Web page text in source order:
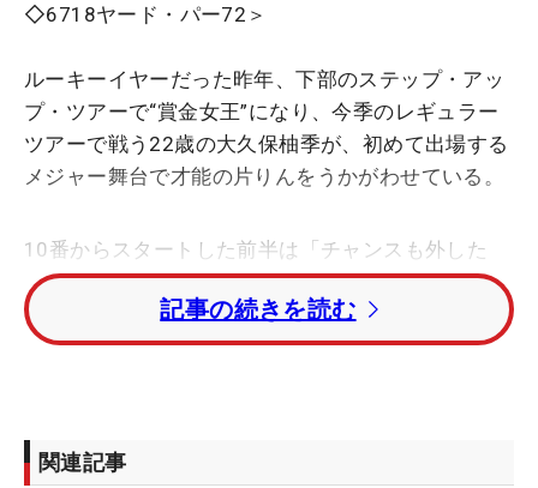
◇6718ヤード・パー72＞
ルーキーイヤーだった昨年、下部のステップ・アッ
プ・ツアーで“賞金女王”になり、今季のレギュラー
ツアーで戦う22歳の大久保柚季が、初めて出場する
メジャー舞台で才能の片りんをうかがわせている。
10番からスタートした前半は「チャンスも外した
し、2つのボギー（14、15番）がもったいなかっ
た」と悔しさを押し殺す9ホールだった。「ボギー2
つは（パットで）パンチが入ってしまって」。
しかし、その“副作用”として、ときどきパンチが入
記事の続きを読む
関連記事